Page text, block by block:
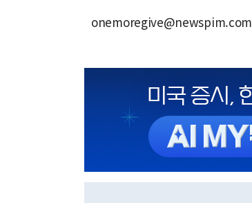
onemoregive@newspim.com